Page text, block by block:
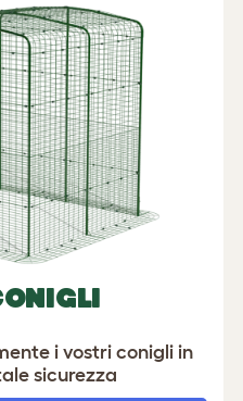
i vostri conigli in
sicurezza